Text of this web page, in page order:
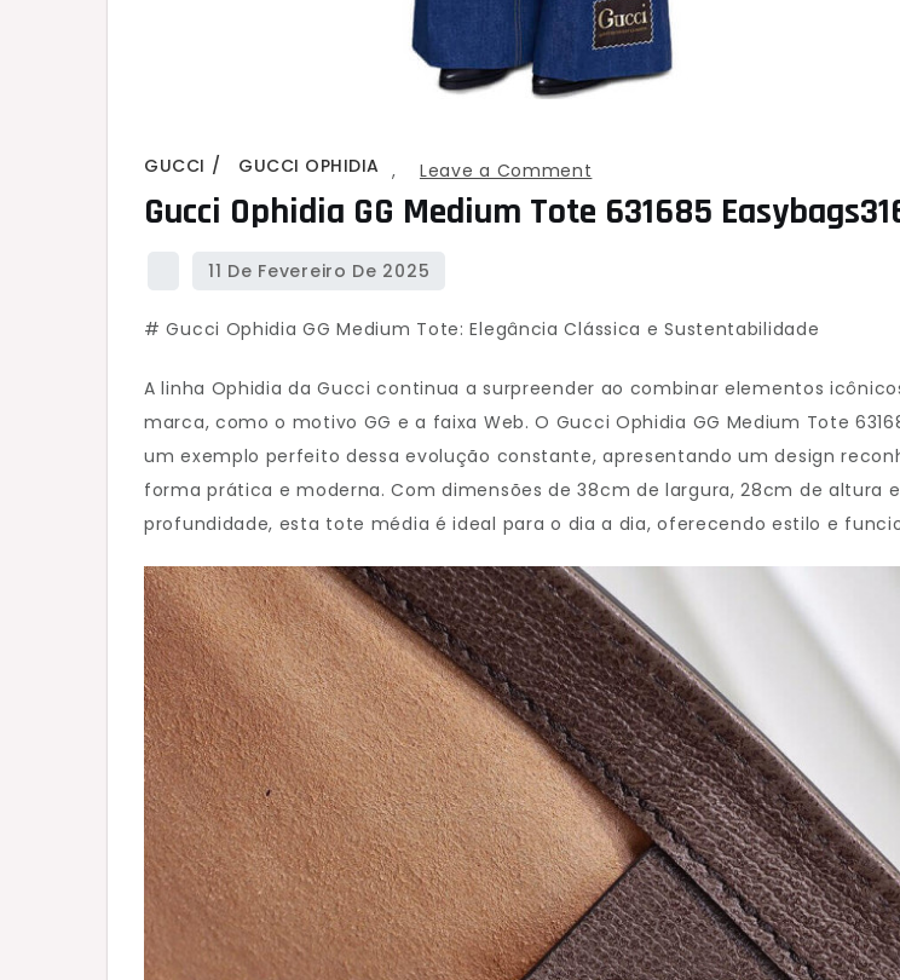
GUCCI ,
GUCCI OPHIDIA Leave a Comment
Gucci
Tote
Gucci Ophidia GG Medium Tote 631685
# Gucci Ophidia GG Medium Tote: Elegância Clássica e Sustentabilidade
A linha Ophidia da Gucci continua a surpreender ao combinar elementos
marca, como o motivo GG e a faixa Web. O Gucci Ophidia GG Medium Tote
um exemplo perfeito dessa evolução constante, apresentando um design
forma prática e moderna. Com dimensões de 38cm de largura, 28cm de altura
profundidade, esta tote média é ideal para o dia a dia, oferecendo estilo e